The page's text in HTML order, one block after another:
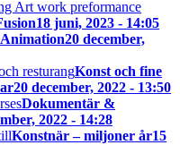
18 juni, 2023 - 14:05
20 december,
Konst och fine
20 december, 2022 - 13:50
Dokumentär &
2022 - 14:28
Konstnär – miljoner år15